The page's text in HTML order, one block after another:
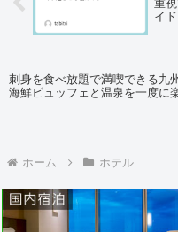
重
イド
刺身を食べ放題で満喫できる九
海鮮ビュッフェと温泉を一度に
ホーム ホテル